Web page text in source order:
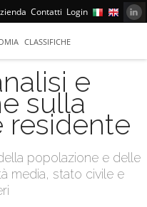
Contatti Login
CLASSIFICHE
e
sulla
residente
popolazione e delle
media, stato civile e